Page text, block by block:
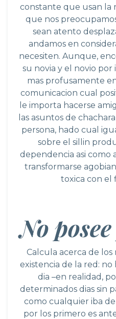
constante que usan la
que nos
sean atento
andamos en
necesiten. Aunque,
su novia y el novio
mas profusamente
comunicacion cual
le importa hacerse
las asuntos de
persona, hado cual
sobre el silli­n
dependencia asi­ como
transformarse
toxica con el
No
Calcula acerca de los
existencia de la red:
dia –en realidad,
determinados dias sin
como cualquier iba
por los primero es